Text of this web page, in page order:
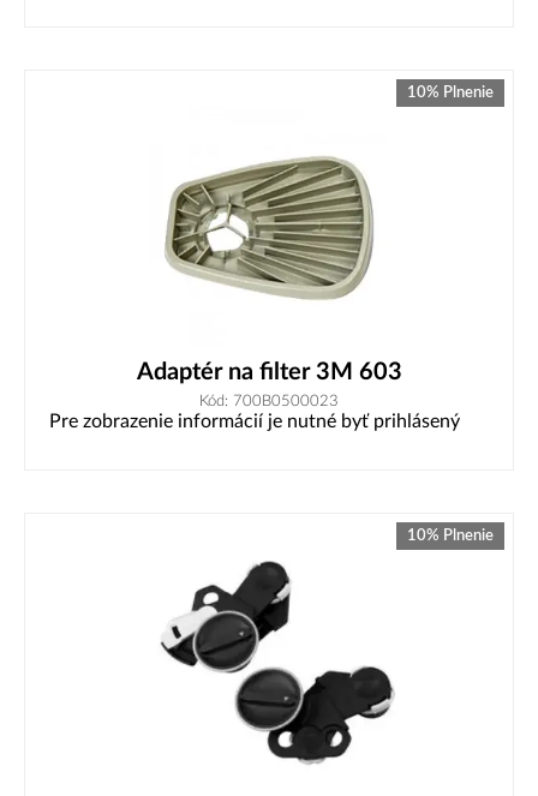
10% Plnenie
Adaptér na filter 3M 603
Kód: 700B0500023
Pre zobrazenie informácií je nutné byť prihlásený
10% Plnenie